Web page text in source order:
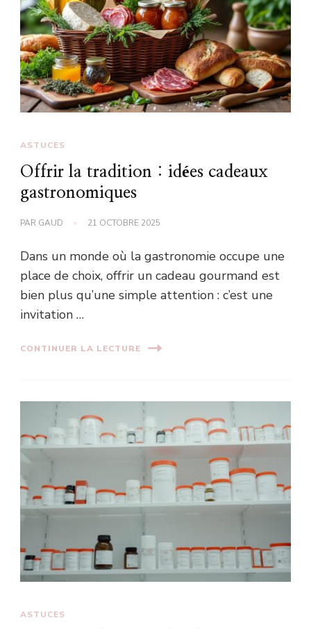
ASTUCES
Offrir la tradition : idées cadeaux
gastronomiques
PAR GAUD 21 OCTOBRE 2025
Dans un monde où la gastronomie occupe une
place de choix, offrir un cadeau gourmand est
bien plus qu’une simple attention : c’est une
invitation …
CONTINUER LA LECTURE
ASTUCES